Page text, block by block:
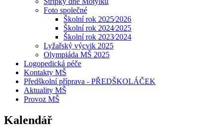
Foto společné
Školní rok 2025⁄2026
Školní rok 2024⁄2025
Školní rok 2023⁄2024
Lyžařský výcvik 2025
Olympiáda MŠ 2025
Logopedická péče
Kontakty MŠ
Předškolní příprava - PŘEDŠKOLÁČEK
Aktuality MŠ
Provoz MŠ
Kalendář